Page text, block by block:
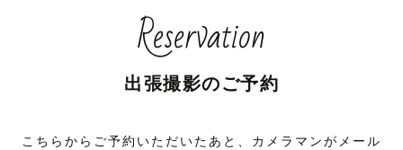
Reservation
出張撮影のご予約
こちらからご予約いただいたあと、カメラマンがメール